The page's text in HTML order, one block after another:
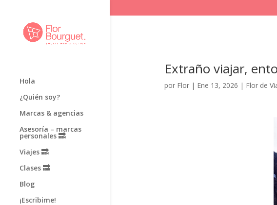
Hola
¿Quién soy?
Marcas & agencias
Asesoría – marcas
personales 🔜
Viajes 🔜
Clases 🔜
Blog
¡Escribime!
Extraño viajar,
por Flor| Ene 13, 2026 | Flor de